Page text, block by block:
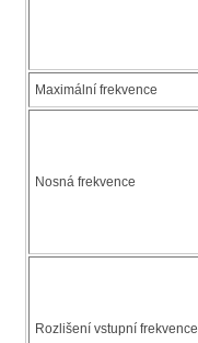
Maximální frekvence
Nosná frekvence
Rozlišení vstupní frekvence